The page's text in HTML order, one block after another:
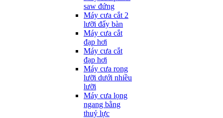
saw đứng
Máy cưa cắt 2
lưỡi đẩy bàn
Máy cưa cắt
đạp hơi
Máy cưa cắt
đạp hơi
Máy cưa rong
lưỡi dưới nhiều
lưỡi
Máy cưa lọng
ngang bằng
thuỷ lực